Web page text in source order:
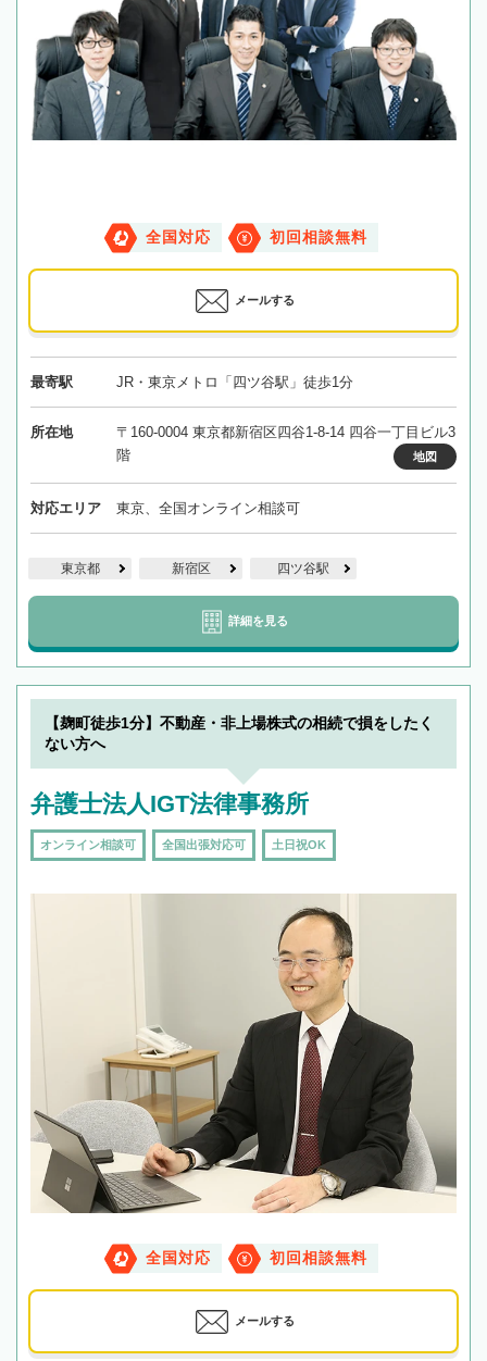
全国対応 初回相談無料
メールする
最寄駅 JR・東京メトロ「四ツ谷駅」徒歩1分
所在地
〒160-0004 東京都新宿区四谷1-8-14 四谷一丁目ビル3
階
地図
対応エリア 東京、全国オンライン相談可
東京都 新宿区 四ツ谷駅
詳細を見る
【麹町徒歩1分】不動産・非上場株式の相続で損をしたく
ない方へ
弁護士法人IGT法律事務所
オンライン相談可 全国出張対応可 土日祝OK
全国対応 初回相談無料
メールする